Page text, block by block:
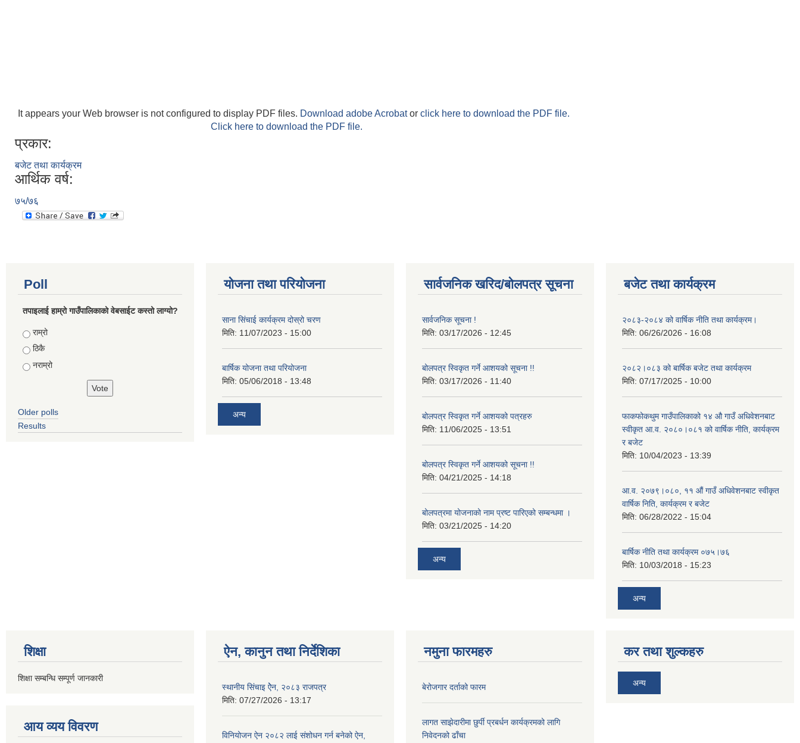
It appears your Web browser is not configured to display PDF files. Download adobe Acrobator click here to download the PDF file.
Click here to download the PDF file.
प्रकार:
बजेट तथा कार्यक्रम
आर्थिक वर्ष:
७५/७६
Poll
तपाइलाई हाम्रो गाउँपालिकाको वेबसाईट कस्तो लाग्यो?
Choices
राम्रो
ठिकै
नराम्रो
Older polls
Results
योजना तथा परियोजना
साना सिंचाई कार्यक्रम दोस्रो चरण
मिति: 11/07/2023 - 15:00
बार्षिक योजना तथा परियोजना
मिति: 05/06/2018 - 13:48
अन्य
सार्वजनिक खरिद/बोलपत्र सूचना
सार्वजनिक सूचना !
मिति: 03/17/2026 - 12:45
बोलपत्र स्विकृत गर्ने आशयको सूचना !!
मिति: 03/17/2026 - 11:40
बोलपत्र स्विकृत गर्ने आशयको पत्रहरु
मिति: 11/06/2025 - 13:51
बोलपत्र स्विकृत गर्ने आशयको सूचना !!
मिति: 04/21/2025 - 14:18
बोलपत्रमा योजनाको नाम प्रष्ट पारिएको सम्बन्धमा ।
मिति: 03/21/2025 - 14:20
अन्य
बजेट तथा कार्यक्रम
२०८३-२०८४ को वार्षिक नीति तथा कार्यक्रम।
मिति: 06/26/2026 - 16:08
२०८२।०८३ को बार्षिक बजेट तथा कार्यक्रम
मिति: 07/17/2025 - 10:00
फाकफोकथुम गाउँपालिकाको १४ औ गाउँ अधिवेशनबाट
स्वीकृत आ.व. २०८०।०८१ को वार्षिक नीति, कार्यक्रम
र बजेट
मिति: 10/04/2023 - 13:39
आ.व. २०७९।०८०, ११ औं गाउँ अधिवेशनबाट स्वीकृत
वार्षिक निति, कार्यक्रम र बजेट
मिति: 06/28/2022 - 15:04
बार्षिक नीति तथा कार्यक्रम ०७५।७६
मिति: 10/03/2018 - 15:23
अन्य
शिक्षा
शिक्षा सम्बन्धि सम्पूर्ण जानकारी
आय व्यय विवरण
ऐन, कानुन तथा निर्देशिका
स्थानीय सिंचाइ ऐेन, २०८३ राजपत्र
मिति: 07/27/2026 - 13:17
विनियोजन ऐन २०८२ लाई संशोधन गर्न बनेको ऐन,
नमुना फारमहरु
बेरोजगार दर्ताको फारम
लागत साझेदारीमा छुर्पी प्रबर्धन कार्यक्रमको लागि
निवेदनको ढाँचा
कर तथा शुल्कहरु
अन्य